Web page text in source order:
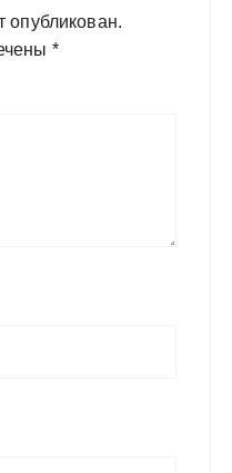
опубликован.
*